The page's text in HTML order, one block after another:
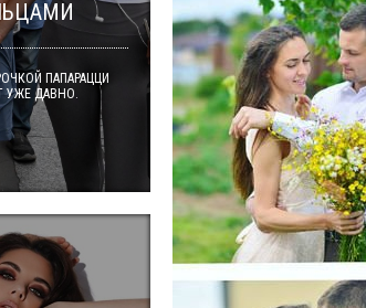
ПАПАРАЦЦИ
УЖЕ ДАВНО.